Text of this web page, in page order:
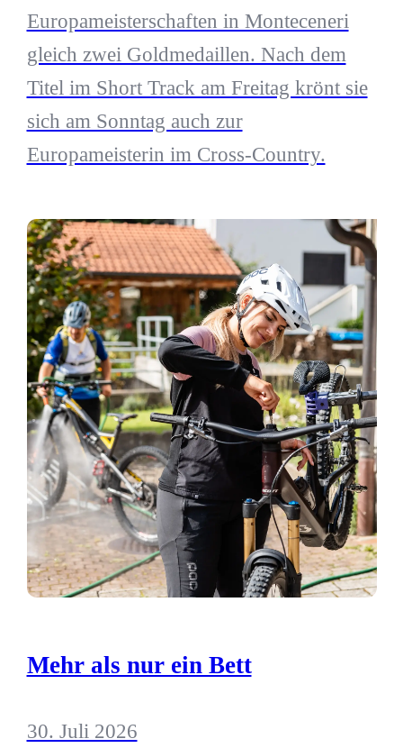
Europameisterschaften in Monteceneri
gleich zwei Goldmedaillen. Nach dem
Titel im Short Track am Freitag krönt sie
sich am Sonntag auch zur
Europameisterin im Cross-Country.
Mehr als nur ein Bett
30. Juli 2026